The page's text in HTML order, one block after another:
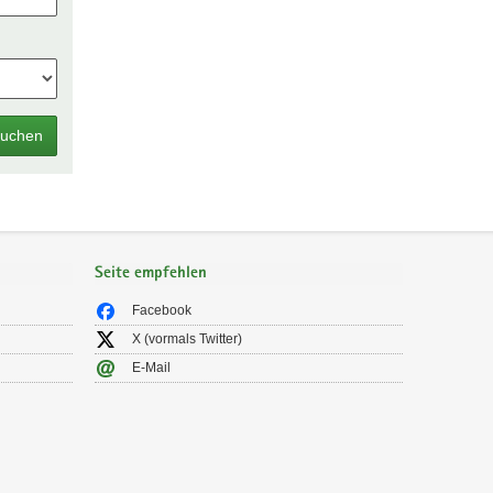
Seite empfehlen
Facebook
X (vormals Twitter)
E-Mail